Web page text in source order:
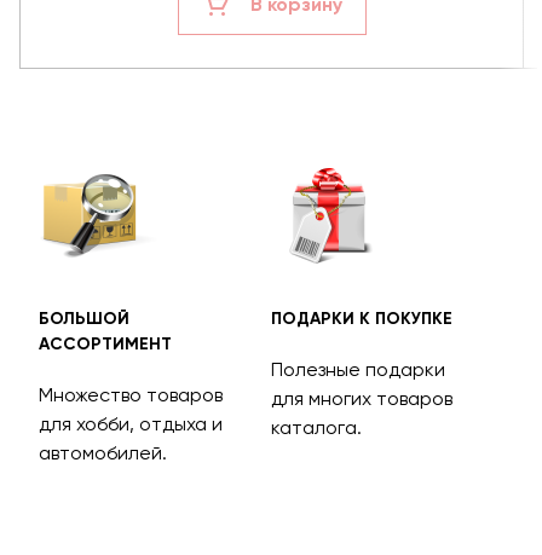
БОЛЬШОЙ
АССОРТИМЕНТ
Множество товаров
для хобби, отдыха и
автомобилей.
ПОДАРКИ К ПОКУПКЕ
Полезные подарки
для многих товаров
каталога.